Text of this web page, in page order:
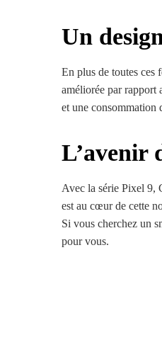
Un
En plus de toutes ces
améliorée par rapport
et une consommation
L’avenir
Avec la série Pixel 9,
est au cœur de cette
Si vous cherchez un
pour vous.